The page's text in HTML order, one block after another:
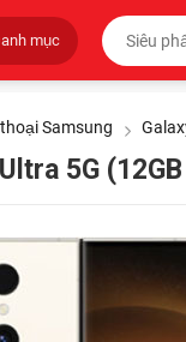
mục
Samsung
5G